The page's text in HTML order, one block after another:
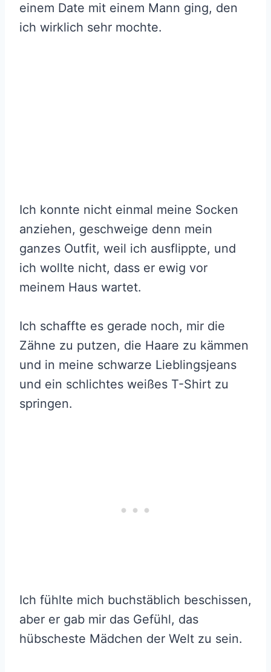
einem Date mit einem Mann ging, den
ich wirklich sehr mochte.
Ich konnte nicht einmal meine Socken
anziehen, geschweige denn mein
ganzes Outfit, weil ich ausflippte, und
ich wollte nicht, dass er ewig vor
meinem Haus wartet.
Ich schaffte es gerade noch, mir die
Zähne zu putzen, die Haare zu kämmen
und in meine schwarze Lieblingsjeans
und ein schlichtes weißes T-Shirt zu
springen.
Ich fühlte mich buchstäblich beschissen,
aber er gab mir das Gefühl, das
hübscheste Mädchen der Welt zu sein.